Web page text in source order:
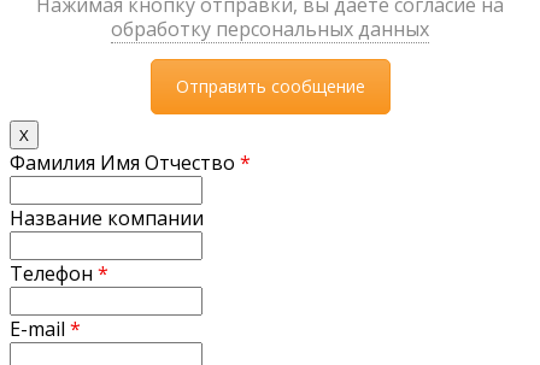
обработку персональных данных
X
Фамилия Имя Отчество *
Название компании
Телефон *
E-mail *